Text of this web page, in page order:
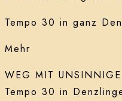
Tempo 30 in ganz
Mehr
WEG MIT
Tempo 30 in